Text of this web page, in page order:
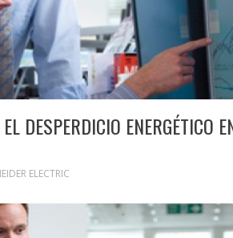
DESPERDICIO ENERGÉTICO
ELECTRIC